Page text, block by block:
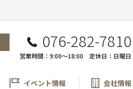
076-282-7810
営業時間：9:00〜18:00 定休日：日曜日
イベント情報 会社情報